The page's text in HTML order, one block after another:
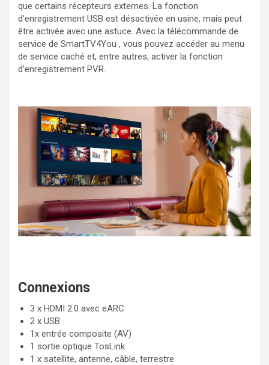
que certains récepteurs externes. La fonction
d’enregistrement USB est désactivée en usine, mais peut
être activée avec une astuce. Avec la télécommande de
service de SmartTV4You , vous pouvez accéder au menu
de service caché et, entre autres, activer la fonction
d’enregistrement PVR.
Connexions
3 x HDMI 2.0 avec eARC
2 x USB
1x entrée composite (AV)
1 sortie optique TosLink
1 x satellite, antenne, câble, terrestre